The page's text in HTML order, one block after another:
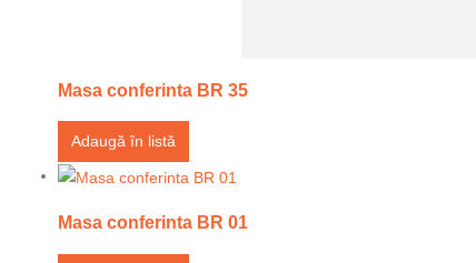
Masa conferinta BR 35
Adaugă în listă
Masa conferinta BR 01